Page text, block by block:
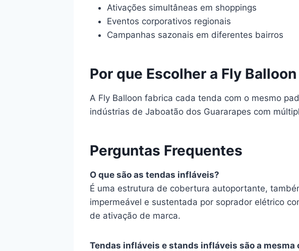
Ativações simultâneas em shoppings
Eventos corporativos regionais
Campanhas sazonais em diferentes bairros
Por que Escolher a Fly Balloon
A Fly Balloon fabrica cada tenda com o mesmo
indústrias de Jaboatão dos Guararapes com
Perguntas Frequentes
O que são as tendas infláveis?
É uma estrutura de cobertura autoportante,
impermeável e sustentada por soprador elétrico
de ativação de marca.
Tendas infláveis e stands infláveis são a mesma